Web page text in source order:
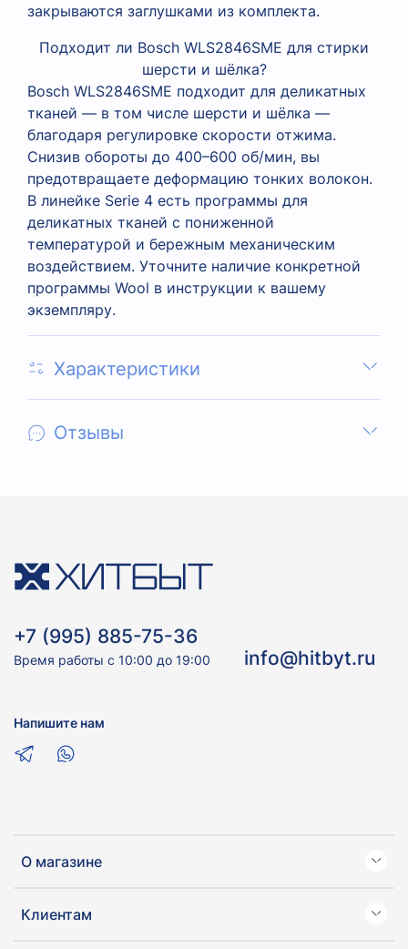
закрываются заглушками из комплекта.
Подходит ли Bosch WLS2846SME для стирки
шерсти и шёлка?
Bosch WLS2846SME подходит для деликатных
тканей — в том числе шерсти и шёлка —
благодаря регулировке скорости отжима.
Снизив обороты до 400–600 об/мин, вы
предотвращаете деформацию тонких волокон.
В линейке Serie 4 есть программы для
деликатных тканей с пониженной
температурой и бережным механическим
воздействием. Уточните наличие конкретной
программы Wool в инструкции к вашему
экземпляру.
Характеристики
Отзывы
О магазине
Клиентам
+7 (995) 885-75-36
Время работы с 10:00 до 19:00 info@hitbyt.ru
Напишите нам